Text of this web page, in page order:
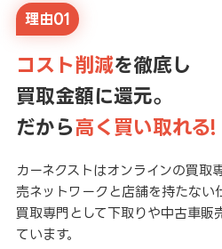
理由01
コスト削減を徹底し
買取金額に還元。
だから高く買い取れる!
カーネクストはオンラインの買取
売ネットワークと店舗を持たない
買取専門として下取りや中古車販
ています。